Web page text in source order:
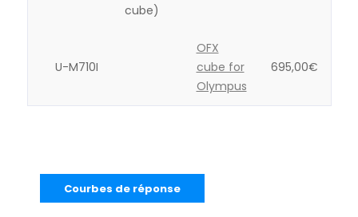
cube)
U-M710I
OFX
cube for
Olympus
695,00€
Courbes de réponse